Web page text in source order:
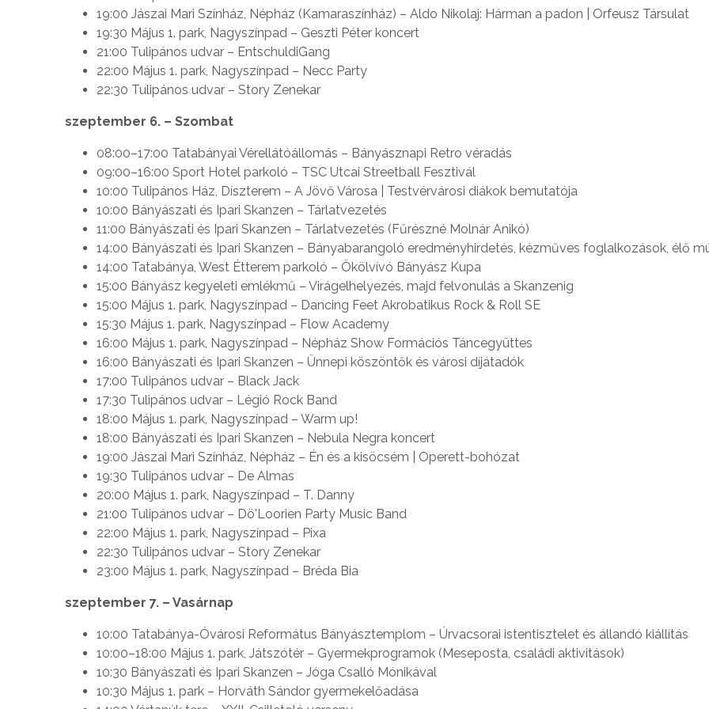
19:00 Jászai Mari Színház, Népház (Kamaraszínház) – Aldo Nikolaj: Hárman a padon | Orfeusz Társulat
19:30 Május 1. park, Nagyszínpad – Geszti Péter koncert
21:00 Tulipános udvar – EntschuldiGang
22:00 Május 1. park, Nagyszínpad – Necc Party
22:30 Tulipános udvar – Story Zenekar
szeptember 6. – Szombat
08:00–17:00 Tatabányai Vérellátóállomás – Bányásznapi Retro véradás
09:00–16:00 Sport Hotel parkoló – TSC Utcai Streetball Fesztivál
10:00 Tulipános Ház, Díszterem – A Jövő Városa | Testvérvárosi diákok bemutatója
10:00 Bányászati és Ipari Skanzen – Tárlatvezetés
11:00 Bányászati és Ipari Skanzen – Tárlatvezetés (Fűrészné Molnár Anikó)
14:00 Bányászati és Ipari Skanzen – Bányabarangoló eredményhirdetés, kézműves foglalkozások, élő
14:00 Tatabánya, West Étterem parkoló – Ökölvívó Bányász Kupa
15:00 Bányász kegyeleti emlékmű – Virágelhelyezés, majd felvonulás a Skanzenig
15:00 Május 1. park, Nagyszínpad – Dancing Feet Akrobatikus Rock & Roll SE
15:30 Május 1. park, Nagyszínpad – Flow Academy
16:00 Május 1. park, Nagyszínpad – Népház Show Formációs Táncegyüttes
16:00 Bányászati és Ipari Skanzen – Ünnepi köszöntők és városi díjátadók
17:00 Tulipános udvar – Black Jack
17:30 Tulipános udvar – Légió Rock Band
18:00 Május 1. park, Nagyszínpad – Warm up!
18:00 Bányászati és Ipari Skanzen – Nebula Negra koncert
19:00 Jászai Mari Színház, Népház – Én és a kisöcsém | Operett-bohózat
19:30 Tulipános udvar – De Almas
20:00 Május 1. park, Nagyszínpad – T. Danny
21:00 Tulipános udvar – Dö'Loorien Party Music Band
22:00 Május 1. park, Nagyszínpad – Pixa
22:30 Tulipános udvar – Story Zenekar
23:00 Május 1. park, Nagyszínpad – Bréda Bia
szeptember 7. – Vasárnap
10:00 Tatabánya-Óvárosi Református Bányásztemplom – Úrvacsorai istentisztelet és állandó kiállítás
10:00–18:00 Május 1. park, Játszótér – Gyermekprogramok (Meseposta, családi aktivitások)
10:30 Bányászati és Ipari Skanzen – Jóga Csalló Mónikával
10:30 Május 1. park – Horváth Sándor gyermekelőadása